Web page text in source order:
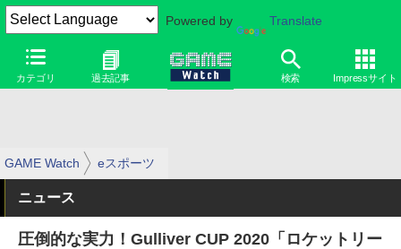
Powered by Translate
カテゴリ 過去記事 検索 Impressサイト
GAME Watch eスポーツ
ニュース
圧倒的な実力！Gulliver CUP 2020「ロケットリー